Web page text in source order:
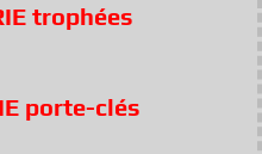
trophées
porte-clés